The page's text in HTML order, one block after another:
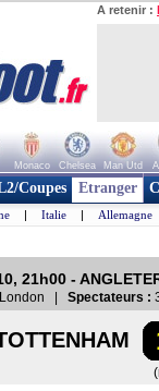
A retenir :
Monaco Chelsea Man Utd
Coupes Etranger
| Italie | Allemagne
21h00 -
London | Spectateurs :